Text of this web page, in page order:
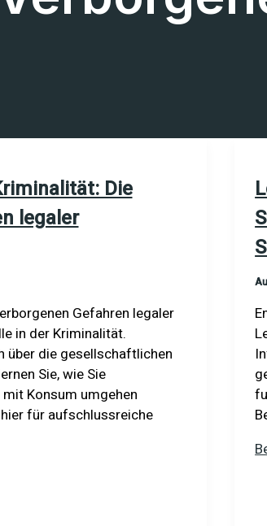
Die
legaler
Gefahren legaler
in der Kriminalität.
über die gesellschaftlichen
Sie, wie Sie
Konsum umgehen
für aufschlussreiche